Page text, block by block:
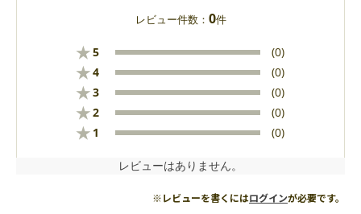
レビュー件数： 0件
★5 (0)
★4 (0)
★3 (0)
★2 (0)
★ 1 (0)
レビューはありません。
※レビューを書くにはログインが必要です。